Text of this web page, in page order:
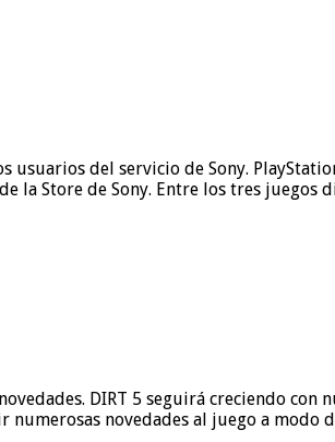
del servicio de Sony.
la Store de Sony. Entre los tres
DIRT 5 seguirá creciendo con
novedades al juego a